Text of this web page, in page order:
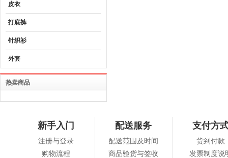
皮衣
打底裤
针织衫
外套
热卖商品
新手入门
注册与登录
购物流程
配送服务
配送范围及时间
商品验货与签收
支付方
货到付款
发票制度说